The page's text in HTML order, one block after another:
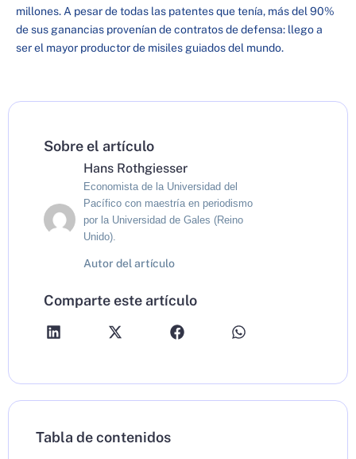
millones. A pesar de todas las patentes que tenía, más del 90%
de sus ganancias provenían de contratos de defensa: llego a
ser el mayor productor de misiles guiados del mundo.
Sobre el artículo
Hans Rothgiesser
Economista de la Universidad del
Pacífico con maestría en periodismo
por la Universidad de Gales (Reino
Unido).
Autor del artículo
Comparte este artículo
Tabla de contenidos